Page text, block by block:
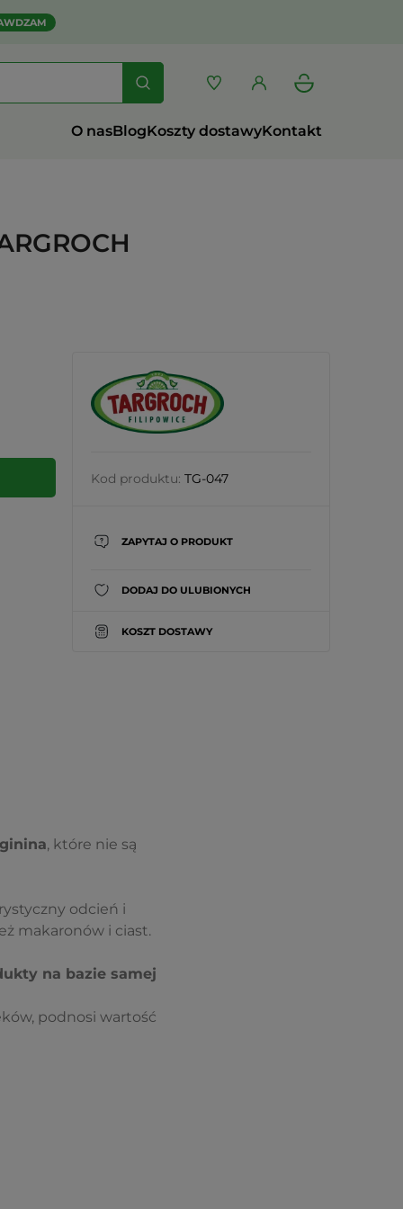
O nasBlogKoszty dostawyKontakt
Kod produktu: TG-047
ZAPYTAJ O PRODUKT
DODAJ DO ULUBIONYCH
KOSZT DOSTAWY
, które nie są
odcień i
makaronów i ciast.
na bazie samej
podnosi wartość